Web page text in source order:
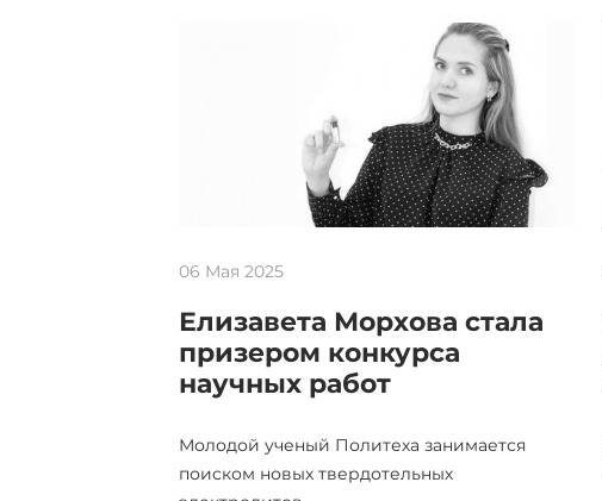
06 Мая 2025
Елизавета Морхова стала
призером конкурса
научных работ
Молодой ученый Политеха занимается
поиском новых твердотельных